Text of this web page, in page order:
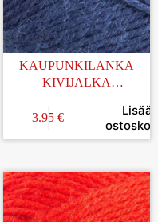
KAUPUNKILANKA
KIVIJALKA
3.95 €
Lisää